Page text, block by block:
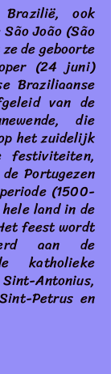
ook
João (São
de geboorte
(24 juni)
Braziliaanse
van de
die
het zuidelijk
festiviteiten,
Portugezen
(1500-
land in de
feest wordt
aan de
katholieke
Antonius,
Petrus en